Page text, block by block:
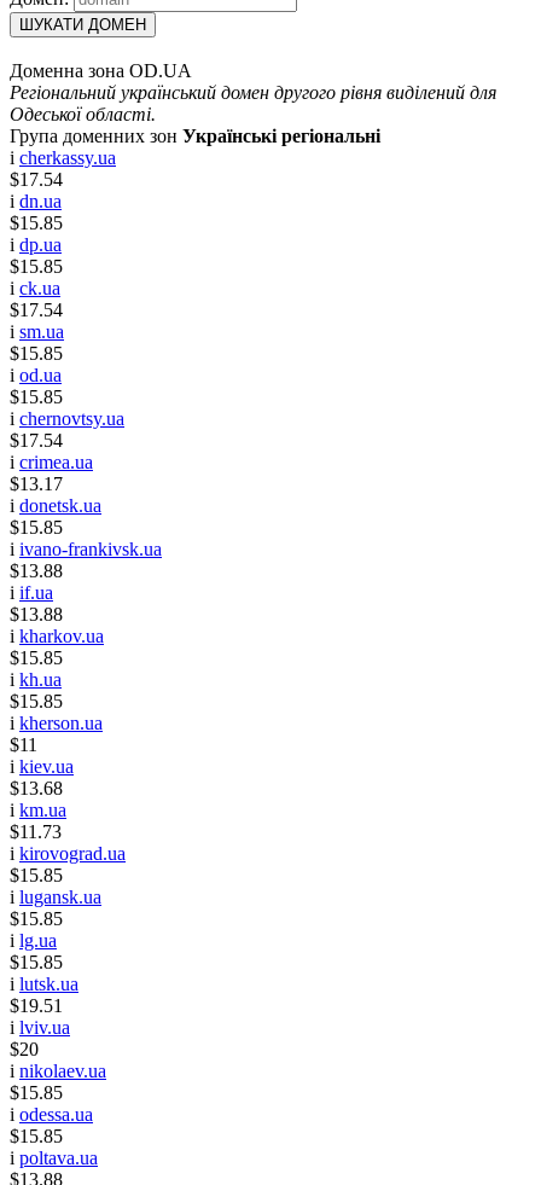
ШУКАТИ ДОМЕН
Доменна зона OD.UA
Регіональний український домен другого рівня виділений для
Одеської області.
Група доменних зон Українські регіональні
i cherkassy.ua
$17.54
i dn.ua
$15.85
i dp.ua
$15.85
i ck.ua
$17.54
i sm.ua
$15.85
i od.ua
$15.85
i chernovtsy.ua
$17.54
i crimea.ua
$13.17
i donetsk.ua
$15.85
i ivano-frankivsk.ua
$13.88
i if.ua
$13.88
i kharkov.ua
$15.85
i kh.ua
$15.85
i kherson.ua
$11
i kiev.ua
$13.68
i km.ua
$11.73
i kirovograd.ua
$15.85
i lugansk.ua
$15.85
i lg.ua
$15.85
i lutsk.ua
$19.51
i lviv.ua
$20
i nikolaev.ua
$15.85
i odessa.ua
$15.85
i poltava.ua
$13.88